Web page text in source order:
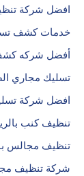
افضل شركة
خدمات كشف
أفضل شركه
تسليك مجاري
افضل شركة
تنظيف كنب
تنظيف مجالس
شركة تنظيف